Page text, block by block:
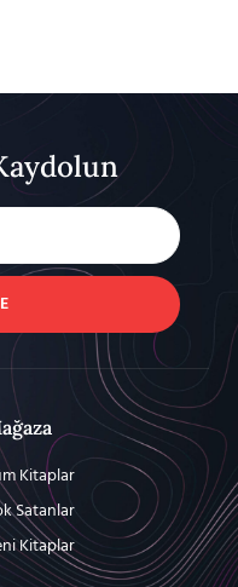
Kitaplar
Satanlar
Kitaplar